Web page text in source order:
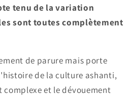
tenu de la variation
sont toutes complètement
de parure mais porte
de la culture ashanti,
et le dévouement